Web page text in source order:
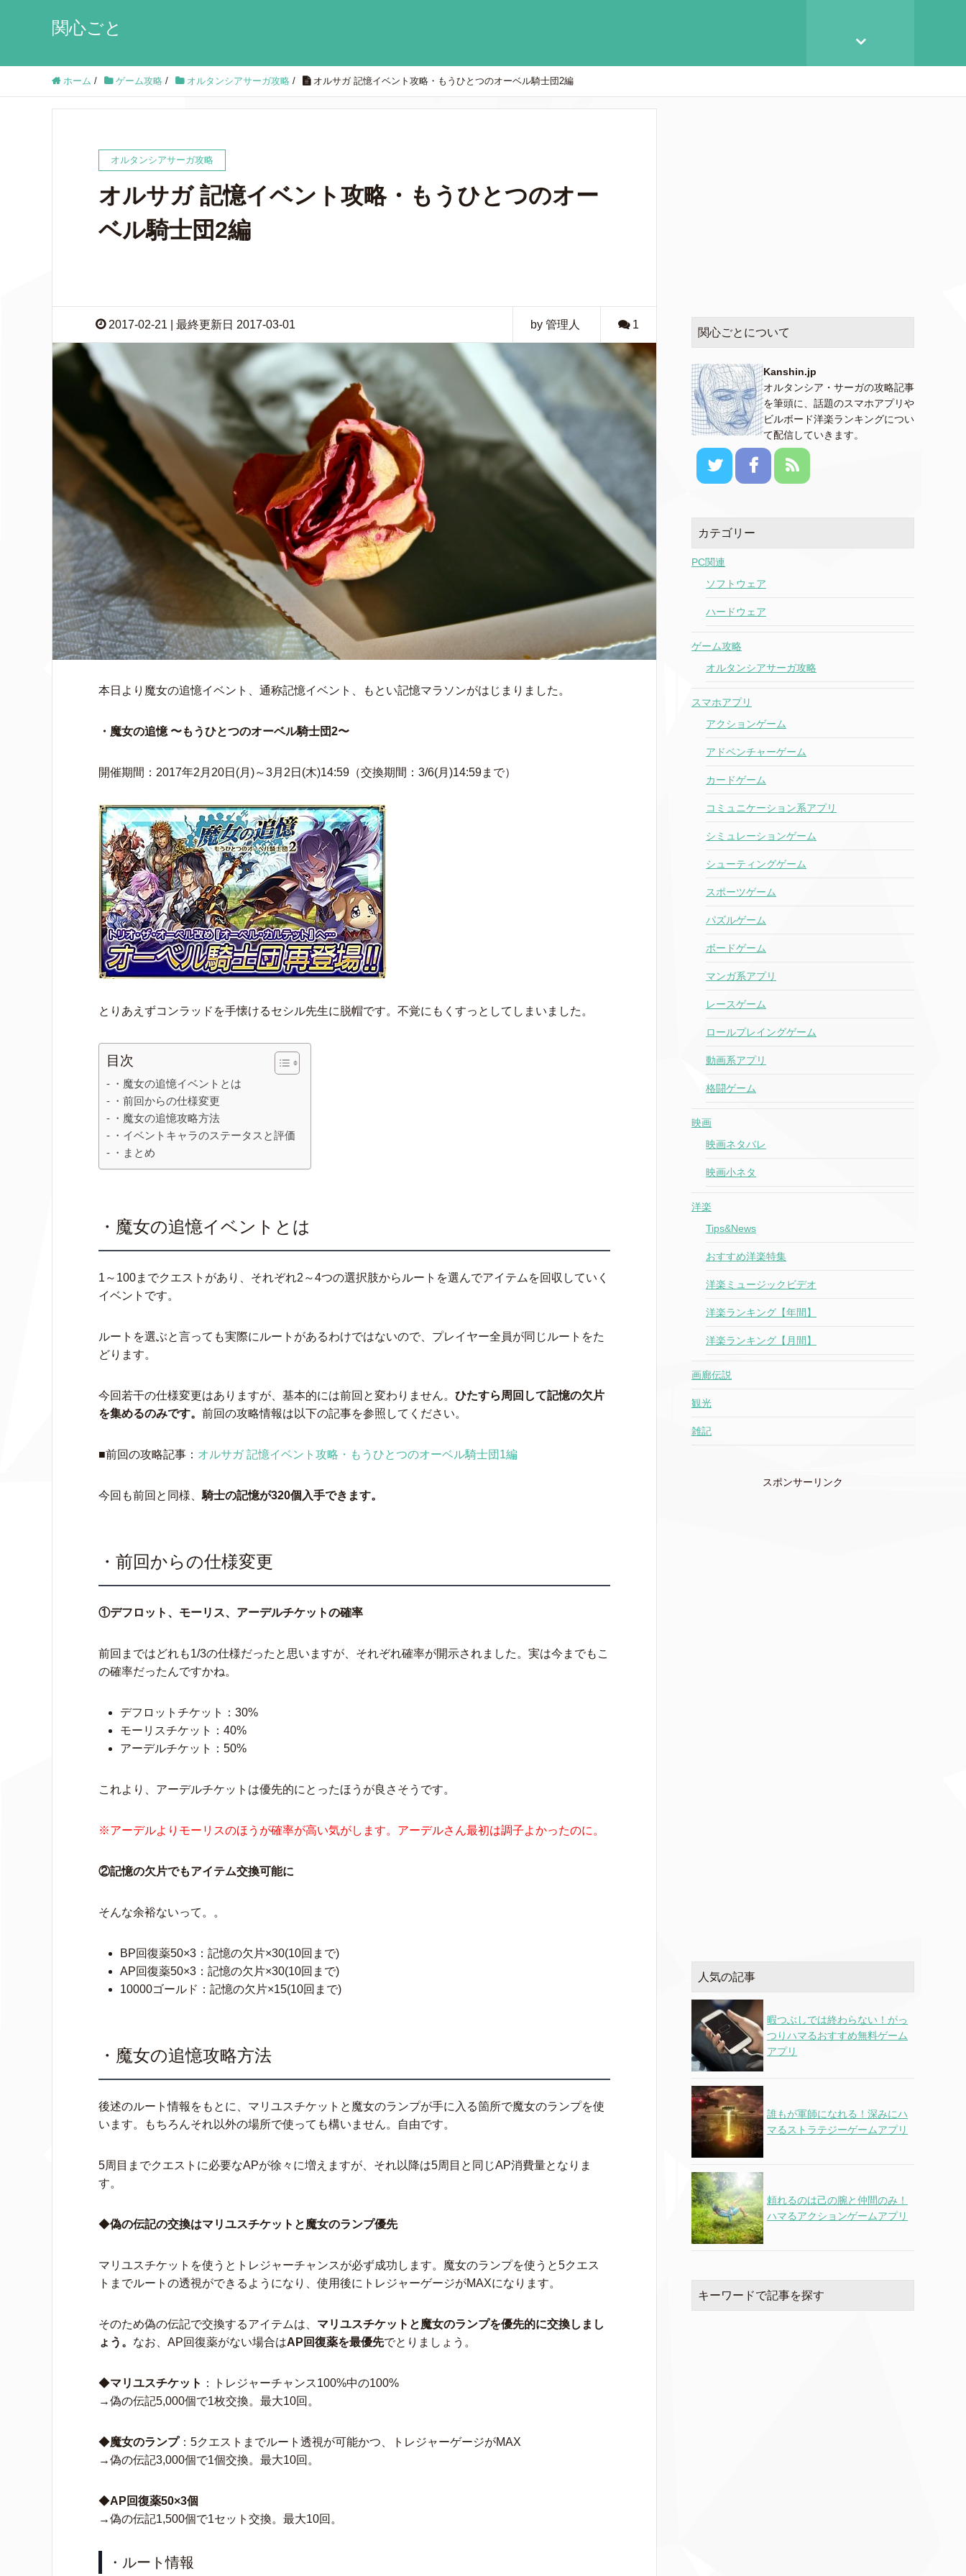
関心ごと
ホーム / ゲーム攻略 / オルタンシアサーガ攻略 / オルサガ 記憶イベント攻略・もうひとつのオーベル騎士団2編
オルタンシアサーガ攻略
オルサガ 記憶イベント攻略・もうひとつのオー
ベル騎士団2編
2017-02-21 | 最終更新日 2017-03-01 by 管理人 1
本日より魔女の追憶イベント、通称記憶イベント、もとい記憶マラソンがはじまりました。
・魔女の追憶 〜もうひとつのオーベル騎士団2〜
開催期間：2017年2月20日(月)～3月2日(木)14:59（交換期間：3/6(月)14:59まで）
とりあえずコンラッドを手懐けるセシル先生に脱帽です。不覚にもくすっとしてしまいました。
目次
・魔女の追憶イベントとは
・前回からの仕様変更
・魔女の追憶攻略方法
・イベントキャラのステータスと評価
・まとめ
・魔女の追憶イベントとは
1～100までクエストがあり、それぞれ2～4つの選択肢からルートを選んでアイテムを回収していく
イベントです。
ルートを選ぶと言っても実際にルートがあるわけではないので、プレイヤー全員が同じルートをた
どります。
今回若干の仕様変更はありますが、基本的には前回と変わりません。 ひたすら周回して記憶の欠片
を集めるのみです。 前回の攻略情報は以下の記事を参照してください。
■前回の攻略記事： オルサガ 記憶イベント攻略・もうひとつのオーベル騎士団1編
今回も前回と同様、 騎士の記憶が320個入手できます。
・前回からの仕様変更
①デフロット、モーリス、アーデルチケットの確率
前回まではどれも1/3の仕様だったと思いますが、それぞれ確率が開示されました。実は今までもこ
の確率だったんですかね。
デフロットチケット：30%
モーリスチケット：40%
アーデルチケット：50%
これより、アーデルチケットは優先的にとったほうが良さそうです。
※アーデルよりモーリスのほうが確率が高い気がします。アーデルさん最初は調子よかったのに。
②記憶の欠片でもアイテム交換可能に
そんな余裕ないって。。
BP回復薬50×3：記憶の欠片×30(10回まで)
AP回復薬50×3：記憶の欠片×30(10回まで)
10000ゴールド：記憶の欠片×15(10回まで)
・魔女の追憶攻略方法
後述のルート情報をもとに、マリユスチケットと魔女のランプが手に入る箇所で魔女のランプを使
います。もちろんそれ以外の場所で使っても構いません。自由です。
5周目までクエストに必要なAPが徐々に増えますが、それ以降は5周目と同じAP消費量となりま
す。
◆偽の伝記の交換はマリユスチケットと魔女のランプ優先
マリユスチケットを使うとトレジャーチャンスが必ず成功します。魔女のランプを使うと5クエス
トまでルートの透視ができるようになり、使用後にトレジャーゲージがMAXになります。
そのため偽の伝記で交換するアイテムは、 マリユスチケットと魔女のランプを優先的に交換しまし
ょう。 なお、AP回復薬がない場合はAP回復薬を最優先でとりましょう。
◆マリユスチケット ：トレジャーチャンス100%中の100%
→偽の伝記5,000個で1枚交換。最大10回。
◆魔女のランプ：5クエストまでルート透視が可能かつ、トレジャーゲージがMAX
→偽の伝記3,000個で1個交換。最大10回。
◆AP回復薬50×3個
→偽の伝記1,500個で1セット交換。最大10回。
・ルート情報
関心ごとについて
Kanshin.jp
オルタンシア・サーガの攻略記事
を筆頭に、話題のスマホアプリや
ビルボード洋楽ランキングについ
て配信していきます。
カテゴリー
PC関連
ソフトウェア
ハードウェア
ゲーム攻略
オルタンシアサーガ攻略
スマホアプリ
アクションゲーム
アドベンチャーゲーム
カードゲーム
コミュニケーション系アプリ
シミュレーションゲーム
シューティングゲーム
スポーツゲーム
パズルゲーム
ボードゲーム
マンガ系アプリ
レースゲーム
ロールプレイングゲーム
動画系アプリ
格闘ゲーム
映画
映画ネタバレ
映画小ネタ
洋楽
Tips&News
おすすめ洋楽特集
洋楽ミュージックビデオ
洋楽ランキング【年間】
洋楽ランキング【月間】
画廊伝説
観光
雑記
スポンサーリンク
人気の記事
暇つぶしでは終わらない！がっ
つりハマるおすすめ無料ゲーム
アプリ
誰もが軍師になれる！深みにハ
マるストラテジーゲームアプリ
頼れるのは己の腕と仲間のみ！
ハマるアクションゲームアプリ
キーワードで記事を探す